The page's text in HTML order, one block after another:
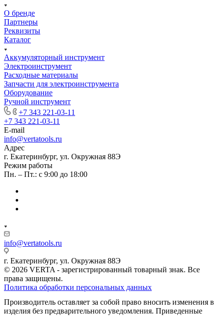
О бренде
Партнеры
Реквизиты
Каталог
Аккумуляторный инструмент
Электроинструмент
Расходные материалы
Запчасти для электроинструмента
Оборудование
Ручной инструмент
+7 343 221-03-11
+7 343 221-03-11
E-mail
info@vertatools.ru
Адрес
г. Екатеринбург, ул. Окружная 88Э
Режим работы
Пн. – Пт.: с 9:00 до 18:00
info@vertatools.ru
г. Екатеринбург, ул. Окружная 88Э
© 2026 VERTA - зарегистрированный товарный знак. Все
права защищены.
Политика обработки персональных данных
Производитель оставляет за собой право вносить изменения в
изделия без предварительного уведомления. Приведенные